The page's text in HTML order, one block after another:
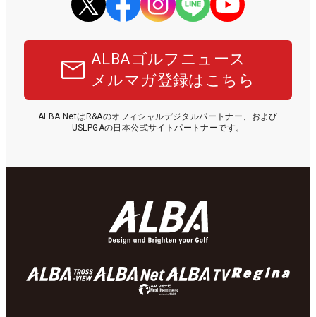
ALBAゴルフニュース
メルマガ登録はこちら
ALBA NetはR&Aのオフィシャルデジタルパートナー、および
USLPGAの日本公式サイトパートナーです。